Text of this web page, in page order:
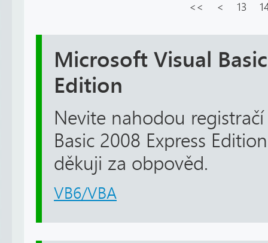
<< < 13
Microsoft Visual
Edition
Nevite nahodou
Basic 2008 Express
děkuji za obpověd.
VB6/VBA